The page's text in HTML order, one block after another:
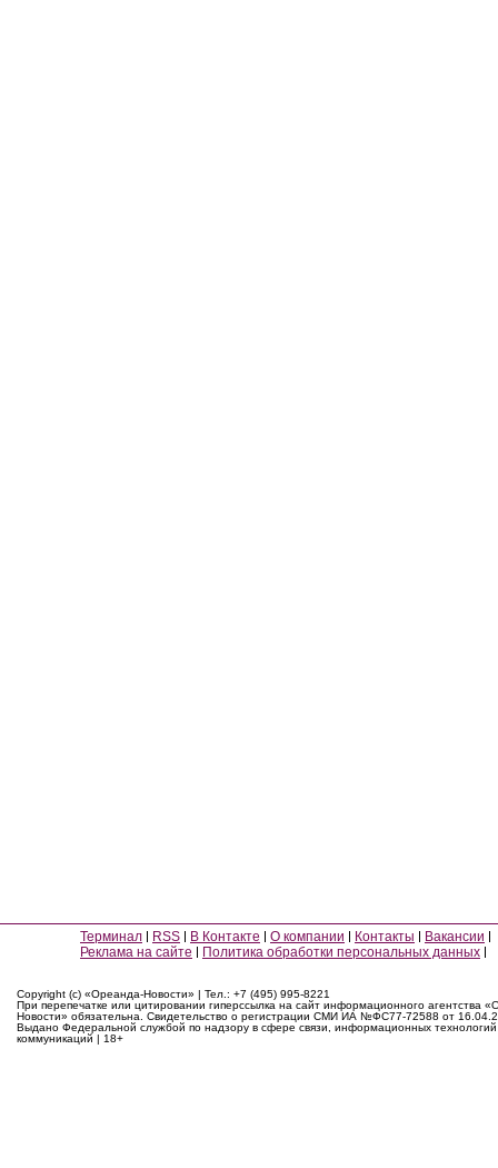
Терминал RSS В Контакте О компании Контакты
Вакансии
Реклама на сайте
Политика обработки персональных данных
Copyright (c) «Ореанда-Новости» | Тел.: +7 (495) 995-8221
При перепечатке или цитировании гиперссылка на сайт информационного агентства
Новости» обязательна. Свидетельство о регистрации СМИ ИА №ФС77-72588 от
Выдано Федеральной службой по надзору в сфере связи, информационных
коммуникаций | 18+